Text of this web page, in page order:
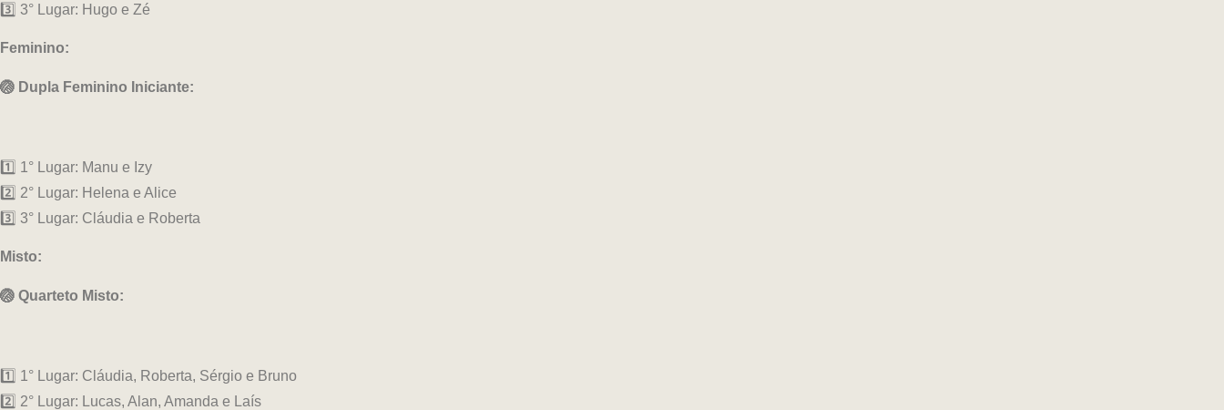
3️⃣ 3° Lugar: Hugo e Zé
Feminino:
🏐 Dupla Feminino Iniciante:
1️⃣ 1° Lugar: Manu e Izy
2️⃣ 2° Lugar: Helena e Alice
3️⃣ 3° Lugar: Cláudia e Roberta
Misto:
🏐 Quarteto Misto:
1️⃣ 1° Lugar: Cláudia, Roberta, Sérgio e Bruno
2️⃣ 2° Lugar: Lucas, Alan, Amanda e Laís